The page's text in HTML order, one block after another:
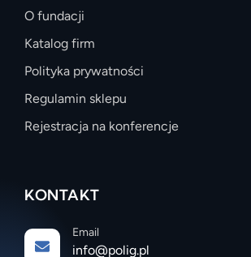
O fundacji
Katalog firm
Polityka prywatności
Regulamin sklepu
Rejestracja na konferencje
KONTAKT
Email
info@polig.pl